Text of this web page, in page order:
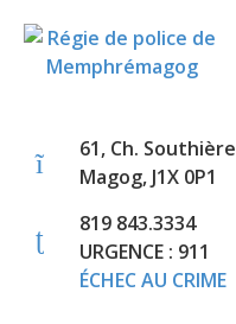
61, Ch. Southière
Magog, J1X 0P1
819 843.3334
URGENCE : 911
ÉCHEC AU CRIME